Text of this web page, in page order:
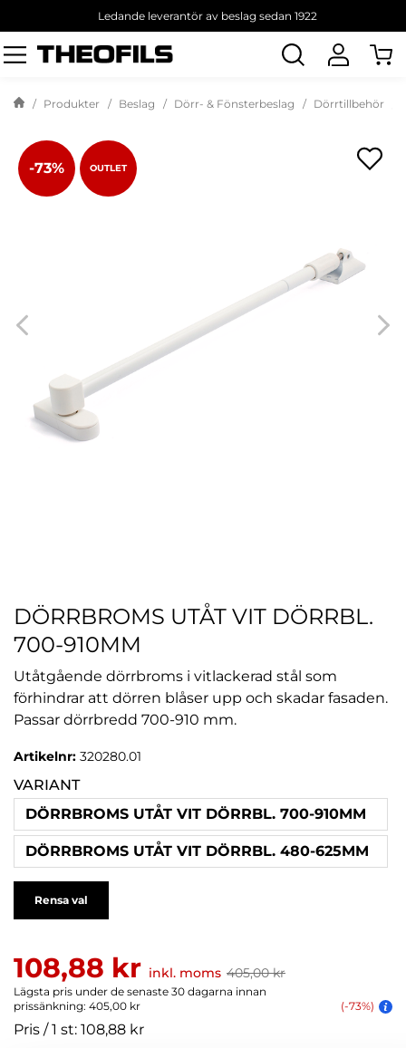
Ledande leverantör av beslag sedan 1922
Sök
produkt
Produkter Beslag Dörr- & Fönsterbeslag Dörrtillbehör
-73% OUTLET
DÖRRBROMS UTÅT VIT DÖRRBL.
700-910MM
Utåtgående dörrbroms i vitlackerad stål som
förhindrar att dörren blåser upp och skadar fasaden.
Passar dörrbredd 700-910 mm.
Artikelnr: 320280.01
VARIANT
DÖRRBROMS UTÅT VIT DÖRRBL. 700-910MM
DÖRRBROMS UTÅT VIT DÖRRBL. 480-625MM
Rensa val
108,88 kr inkl. moms 405,00 kr
Lägsta pris under de senaste 30 dagarna innan
prissänkning: 405,00 kr
(-73%)
Pris / 1 st: 108,88 kr